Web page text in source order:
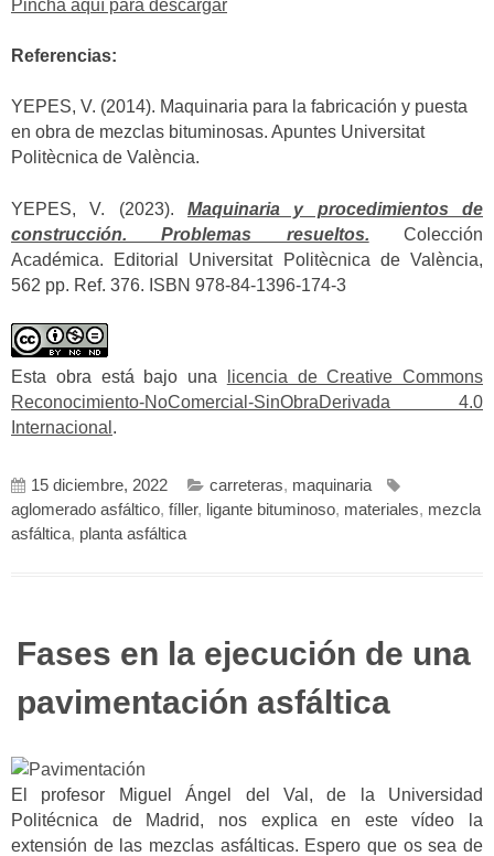
Pincha aquí para descargar
Referencias:
YEPES, V. (2014). Maquinaria para la fabricación y puesta
en obra de mezclas bituminosas. Apuntes Universitat
Politècnica de València.
YEPES, V. (2023). Maquinaria y procedimientos de
construcción. Problemas resueltos. Colección
Académica. Editorial Universitat Politècnica de València,
562 pp. Ref. 376. ISBN 978-84-1396-174-3
Esta obra está bajo una
licencia de Creative Commons
Reconocimiento-NoComercial-SinObraDerivada 4.0
Internacional .
15 diciembre, 2022 carreteras, maquinaria
aglomerado asfáltico, fíller, ligante bituminoso, materiales, mezcla
asfáltica, planta asfáltica
Fases en la ejecución de una
pavimentación asfáltica
El profesor Miguel Ángel del Val, de la Universidad
Politécnica de Madrid, nos explica en este vídeo la
extensión de las mezclas asfálticas. Espero que os sea de